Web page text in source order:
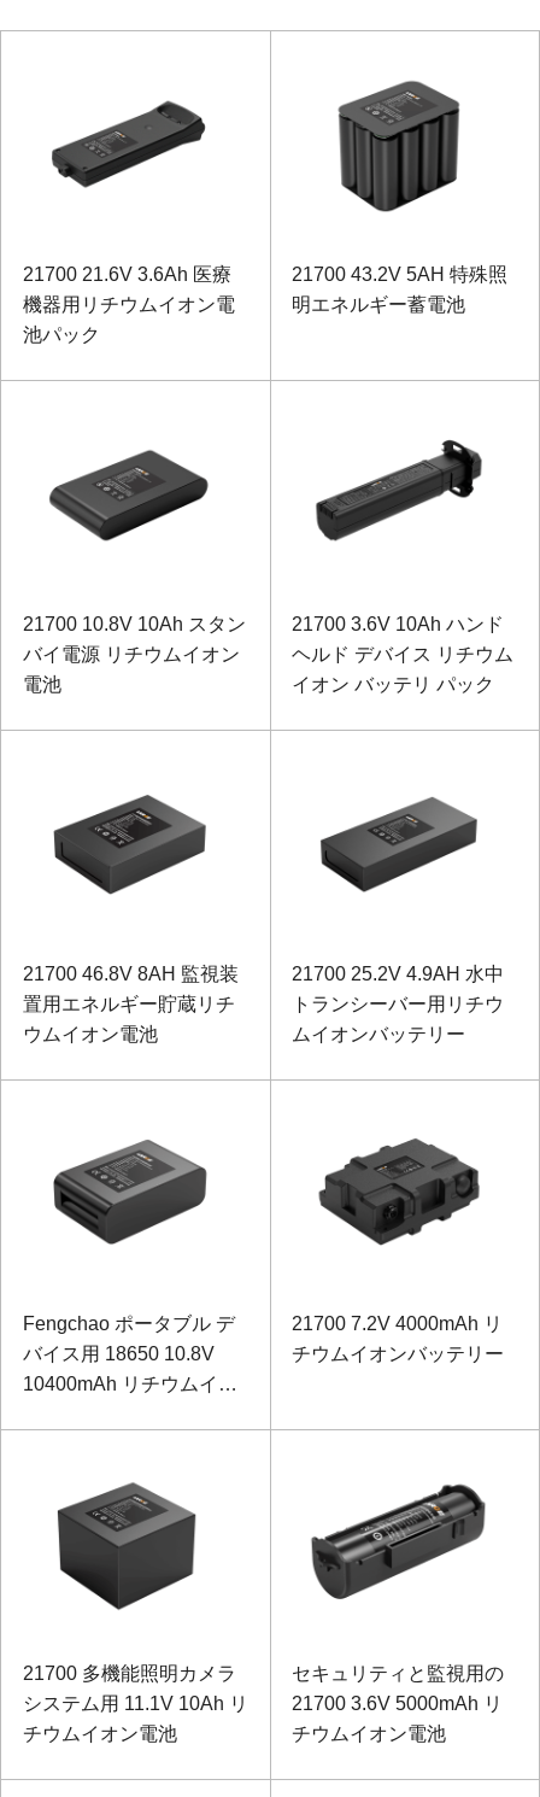
21700 21.6V 3.6Ah 医療
機器用リチウムイオン電
池パック
21700 43.2V 5AH 特殊照
明エネルギー蓄電池
21700 10.8V 10Ah スタン
バイ電源 リチウムイオン
電池
21700 3.6V 10Ah ハンド
ヘルド デバイス リチウム
イオン バッテリ パック
21700 46.8V 8AH 監視装
置用エネルギー貯蔵リチ
ウムイオン電池
21700 25.2V 4.9AH 水中
トランシーバー用リチウ
ムイオンバッテリー
Fengchao ポータブル デ
バイス用 18650 10.8V
10400mAh リチウムイオ
21700 7.2V 4000mAh リ
チウムイオンバッテリー
21700 多機能照明カメラ
システム用 11.1V 10Ah リ
チウムイオン電池
セキュリティと監視用の
21700 3.6V 5000mAh リ
チウムイオン電池